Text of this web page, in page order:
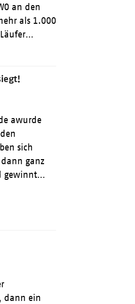
an den
als 1.000
awurde
sich
ganz
gewinnt…
dann ein